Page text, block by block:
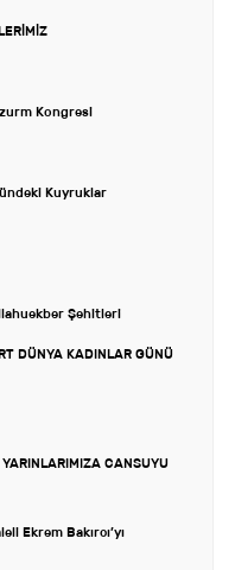
Kongresi
Kuyruklar
Şehitleri
DÜNYA KADINLAR GÜNÜ
CANSUYU
Ekrem Bakırcı’yı